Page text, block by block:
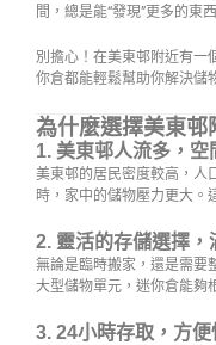
間，總是能“發現”更多的東
別擔心！在美東邨附近有
你倉都能輕鬆幫助你解決儲
為什麼選擇美東邨
1. 美東邨人流多，空
美東邨的居民密度較高，人
時，家中的儲物壓力更大。
2. 靈活的存儲選擇，
無論是臨時搬家，還是需要
大型儲物單元，迷你倉能夠
3. 24小時存取，方便